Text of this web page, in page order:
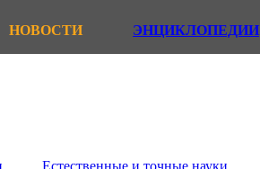
НОВОСТИ ЭНЦИКЛОПЕДИИ
Естественные и точные науки